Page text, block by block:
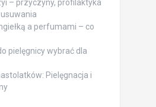
– przyczyny, profilaktyka
a perfumami – co
pielęgnicy wybrać dla
Pielęgnacja i